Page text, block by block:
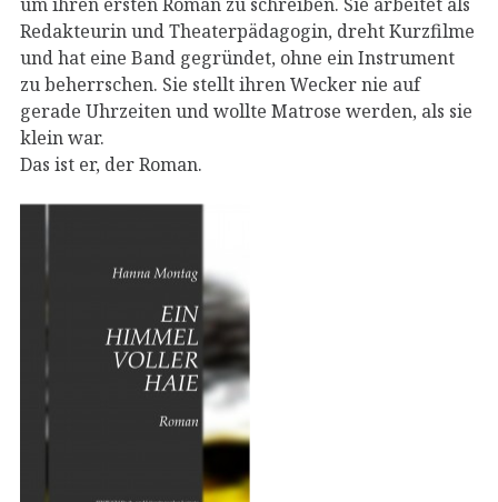
Redakteurin und Theaterpädagogin, dreht Kurzfilme
und hat eine Band gegründet, ohne ein Instrument
zu beherrschen. Sie stellt ihren Wecker nie auf
gerade Uhrzeiten und wollte Matrose werden, als sie
klein war.
Das ist er, der Roman.